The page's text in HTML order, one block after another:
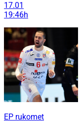
17.01
19:46h
EP rukomet